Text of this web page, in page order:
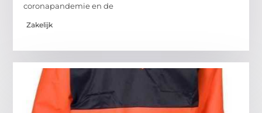
coronapandemie en de
Zakelijk